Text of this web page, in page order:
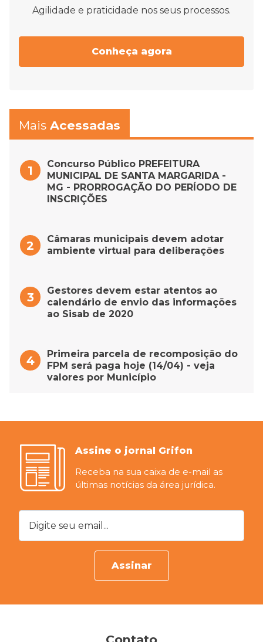
Agilidade e praticidade nos seus processos.
Conheça agora
Mais Acessadas
Concurso Público PREFEITURA
MUNICIPAL DE SANTA MARGARIDA -
MG - PRORROGAÇÃO DO PERÍODO DE
INSCRIÇÕES
Câmaras municipais devem adotar
ambiente virtual para deliberações
Gestores devem estar atentos ao
calendário de envio das informações
ao Sisab de 2020
Primeira parcela de recomposição do
FPM será paga hoje (14/04) - veja
valores por Município
Assine o jornal Grifon
Receba na sua caixa de e-mail as
últimas notícias da área jurídica.
Digite seu email...
Assinar